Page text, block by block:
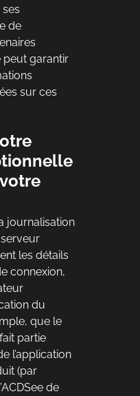
de
peut garantir
sur ces
journalisation
les détails
connexion,
du
que le
partie
l’application
(par
de